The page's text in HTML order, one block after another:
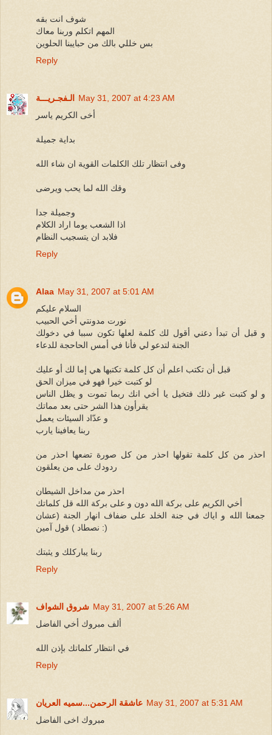
شوف انت بقه
المهم اتكلم وربنا معاك
بس خللي بالك من حبايبنا الحلوين
Reply
الـفجـريـــة
May 31, 2007 at 4:23 AM
أخى الكريم ياسر
بداية جميلة
وفى انتظار تلك الكلمات القوية ان شاء الله
وقك الله لما يحب ويرضى
وجميلة جدا
اذا الشعب يوما اراد الكلام
فلابد ان يتسجيب النظام
Reply
Alaa May 31, 2007 at 5:01 AM
السلام عليكم
نورت مدونتي أخي الحبيب
و قبل أن تبدأ دعني أقول لك كلمة لعلها تكون سببا في دخولك
الجنة لتدعو لي فأنا في أمس الحاحجة للدعاء
قبل أن تكتب اعلم أن كل كلمة تكتبها هي إما لك أو عليك
لو كتبت خيرا فهو في ميزان الحق
و لو كتبت غير ذلك فتخيل يا أخي انك ربما تموت و يظل الناس
يقرأون هذا الشر حتى بعد مماتك
و عدّاد السيئات يعمل
ربنا يعافينا يارب
احذر من كل كلمة تقولها احذر من كل صورة تضعها احذر من
ردودك على من يعلقون
احذر من مداخل الشيطان
أخي الكريم على بركة الله دون و على بركة الله قل كلماتك
جمعنا الله و اياك في جنة الخلد على ضفاف انهار الجنة (عشان
نصطاد ) قول آمين :)
ربنا يباركلك و يثبتك
Reply
شروق الشواف May 31, 2007 at 5:26 AM
ألف مبروك أخي الفاضل
في انتظار كلماتك بإذن الله
Reply
عاشقة الرحمن...سميه العريان May 31, 2007 at 5:31 AM
مبروك اخى الفاضل